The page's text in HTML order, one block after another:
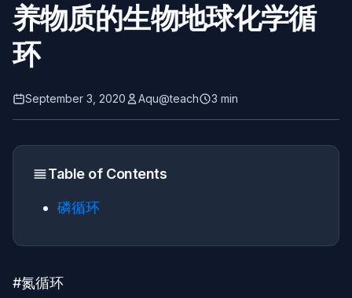
养物质的生物地球化学循
环
September 3, 2020 Aqu@teach 3 min
Table of Contents
磷循环
#氮循环